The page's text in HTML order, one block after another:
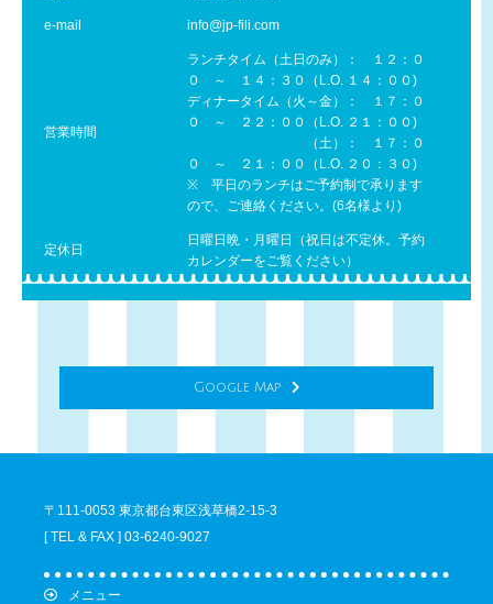
e-mail info@jp-fili.com
営業時間
ランチタイム（土日のみ）： １２：０
０ ～ １４：３０（L.O. １４：００)
ディナータイム（火～金）： １７：０
０ ～ ２２：００（L.O. ２１：００)
（土）： １７：０
０ ～ ２１：００（L.O. ２０：３０)
※ 平日のランチはご予約制で承ります
ので、ご連絡ください。(6名様より)
定休日
日曜日晩・月曜日（祝日は不定休。予約
カレンダーをご覧ください）
Google Map
〒111-0053 東京都台東区浅草橋2-15-3
[ TEL & FAX ] 03-6240-9027
メニュー